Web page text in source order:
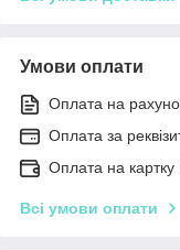
Умови оплати
Оплата на
Оплата за
Оплата на картку
Всі умови оплати